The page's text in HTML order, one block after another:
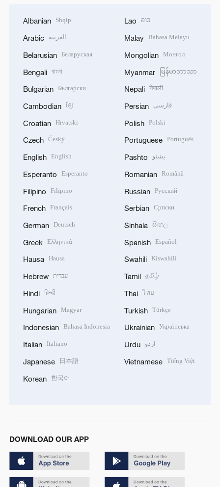
Albanian Shqip
Arabic العربية
Belarusian Беларуская
Bengali বাংলা
Bulgarian Български
Cambodian ខ្មែរ
Croatian Hrvatski
Czech Český
English English
Esperanto Esperanto
Filipino Filipino
French Français
German Deutsch
Greek Ελληνικά
Hausa Hausa
Hebrew עברית
Hindi हिन्दी
Hungarian Magyar
Indonesian Bahasa Indonesia
Italian Italiano
Japanese 日本語
Korean 한국어
Lao ລາວ
Malay Bahasa Melayu
Mongolian Монгол
Myanmar မြန်မာဘာသာ
Nepali नेपाली
Persian فارسی
Polish Polski
Portuguese Português
Pashto پښتو
Romanian Română
Russian Русский
Serbian Српски
Sinhala සිංහල
Spanish Español
Swahili Kiswahili
Tamil தமிழ்
Thai ไทย
Turkish Türkçe
Ukrainian Українська
Urdu اردو
Vietnamese Tiếng Việt
DOWNLOAD OUR APP